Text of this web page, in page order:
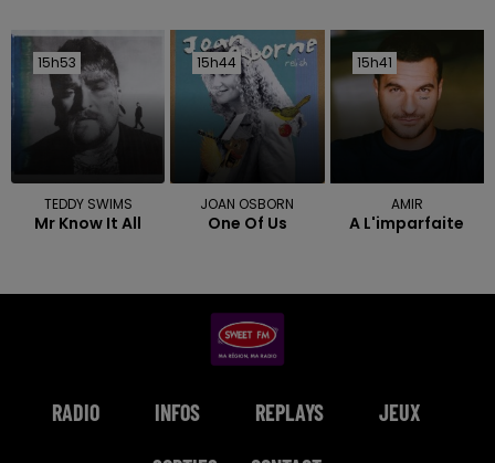
15h53
15h53
TEDDY SWIMS
Mr Know It All
15h44
15h44
JOAN OSBORN
One Of Us
15h41
15h41
AMIR
A L'imparfaite
RADIO INFOS REPLAYS JEUX